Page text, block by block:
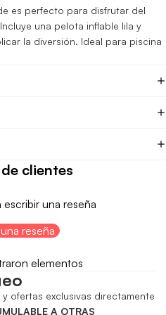
es perfecto para disfrutar del
una pelota inflable lila y
la diversión. Ideal para piscina
de clientes
una reseña
reseña
elementos
ofertas exclusivas directamente
A OTRAS